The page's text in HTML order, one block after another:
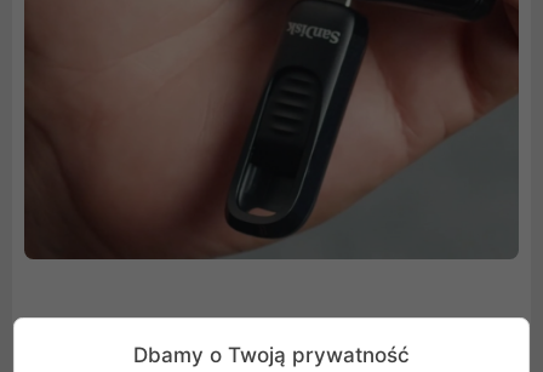
Praktyczność i bezpieczeństwo danych
Dbamy o Twoją prywatność